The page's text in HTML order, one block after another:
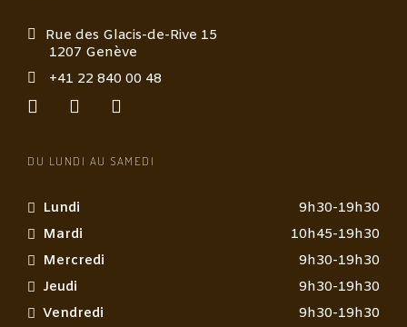
Rue des Glacis-de-Rive 15
1207 Genève
+41 22 840 00 48
DU LUNDI AU SAMEDI
Lundi
9h30-19h30
Mardi
10h45-19h30
Mercredi
9h30-19h30
Jeudi
9h30-19h30
Vendredi
9h30-19h30